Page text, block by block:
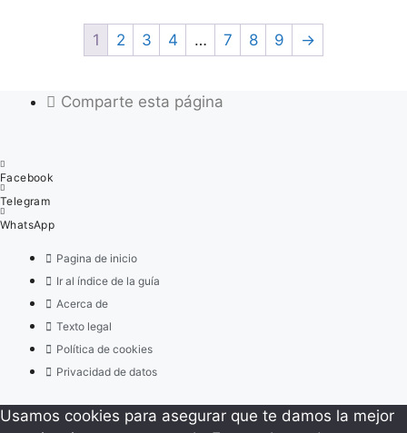
1 2 3 4 … 7 8 9 →
Comparte esta página
Facebook
Telegram
WhatsApp
Pagina de inicio
Ir al índice de la guía
Acerca de
Texto legal
Política de cookies
Privacidad de datos
Usamos cookies para asegurar que te damos la mejor